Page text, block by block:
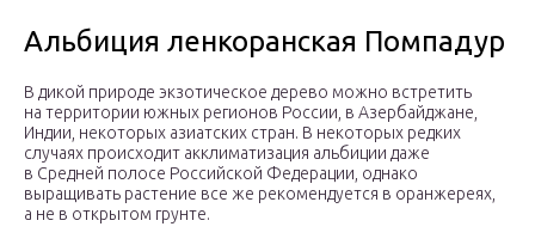
Альбиция ленкоранская Помпадур
В дикой природе экзотическое дерево можно встретить
на территории южных регионов России, в Азербайджане,
Индии, некоторых азиатских стран. В некоторых редких
случаях происходит акклиматизация альбиции даже
в Средней полосе Российской Федерации, однако
выращивать растение все же рекомендуется в оранжереях,
а не в открытом грунте.